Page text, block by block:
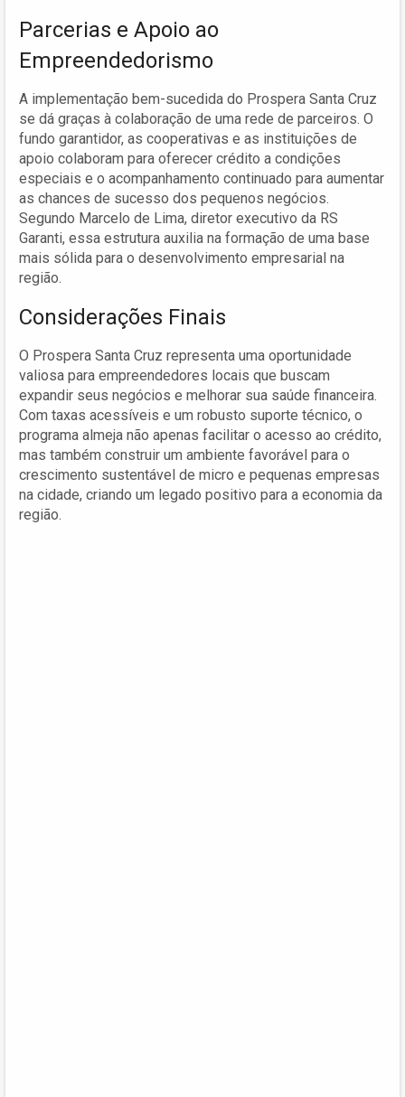
Parcerias e Apoio ao
Empreendedorismo
A implementação bem-sucedida do Prospera Santa Cruz
se dá graças à colaboração de uma rede de parceiros. O
fundo garantidor, as cooperativas e as instituições de
apoio colaboram para oferecer crédito a condições
especiais e o acompanhamento continuado para aumentar
as chances de sucesso dos pequenos negócios.
Segundo Marcelo de Lima, diretor executivo da RS
Garanti, essa estrutura auxilia na formação de uma base
mais sólida para o desenvolvimento empresarial na
região.
Considerações Finais
O Prospera Santa Cruz representa uma oportunidade
valiosa para empreendedores locais que buscam
expandir seus negócios e melhorar sua saúde financeira.
Com taxas acessíveis e um robusto suporte técnico, o
programa almeja não apenas facilitar o acesso ao crédito,
mas também construir um ambiente favorável para o
crescimento sustentável de micro e pequenas empresas
na cidade, criando um legado positivo para a economia da
região.